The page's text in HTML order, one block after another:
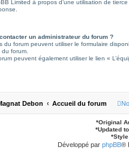
Limited à propos d’une utilisation de
un administrateur du forum ?
du forum peuvent utiliser le formulaire
forum.
peuvent également utiliser le lien «
Debon Accueil du forum
*Original
*Updated
*
Développé par phpBB®